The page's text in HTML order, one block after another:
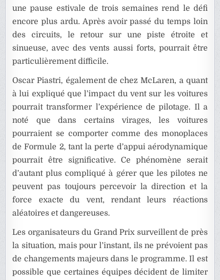
une pause estivale de trois semaines rend le défi
encore plus ardu. Après avoir passé du temps loin
des circuits, le retour sur une piste étroite et
sinueuse, avec des vents aussi forts, pourrait être
particulièrement difficile.
Oscar Piastri, également de chez McLaren, a quant
à lui expliqué que l’impact du vent sur les voitures
pourrait transformer l’expérience de pilotage. Il a
noté que dans certains virages, les voitures
pourraient se comporter comme des monoplaces
de Formule 2, tant la perte d’appui aérodynamique
pourrait être significative. Ce phénomène serait
d’autant plus compliqué à gérer que les pilotes ne
peuvent pas toujours percevoir la direction et la
force exacte du vent, rendant leurs réactions
aléatoires et dangereuses.
Les organisateurs du Grand Prix surveillent de près
la situation, mais pour l’instant, ils ne prévoient pas
de changements majeurs dans le programme. Il est
possible que certaines équipes décident de limiter